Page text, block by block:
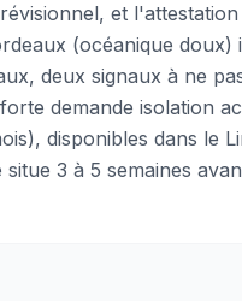
et
(océanique
deux signaux à ne
demande isolation
disponibles dans le
3 à 5 semaines